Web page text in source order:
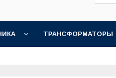
ТРАНСФОРМАТОРЫ